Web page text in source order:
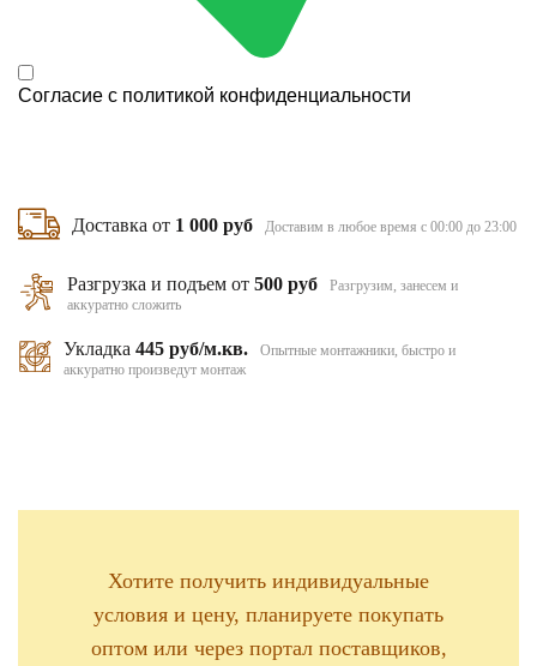
Согласие с политикой конфиденциальности
Доставка от 1 000 руб Доставим в любое время с 00:00 до 23:00
Разгрузка и подъем от500 руб
Разгрузим, занесем и
аккуратно сложить
Укладка 445 руб/м.кв.
Опытные монтажники, быстро и
аккуратно произведут монтаж
Хотите получить индивидуальные
условия и цену, планируете покупать
оптом или через портал поставщиков,